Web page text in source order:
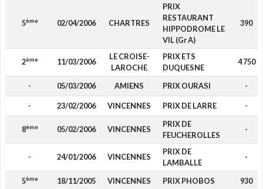
5ème 02/04/2006 CHARTRES
PRIX
RESTAURANT
HIPPODROME LE
VIL (Gr A)
390
2ème 11/03/2006
LE CROISE-
LAROCHE
PRIX ETS
DUQUESNE
4 750
- 05/03/2006 AMIENS PRIX OURASI -
- 23/02/2006 VINCENNES PRIX DE LARRE -
8ème 05/02/2006 VINCENNES
PRIX DE
FEUCHEROLLES
-
- 24/01/2006 VINCENNES
PRIX DE
LAMBALLE
-
5ème 18/11/2005 VINCENNES PRIX PHOBOS 930